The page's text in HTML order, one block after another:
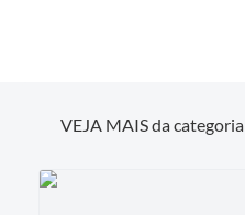
VEJA MAIS da categoria